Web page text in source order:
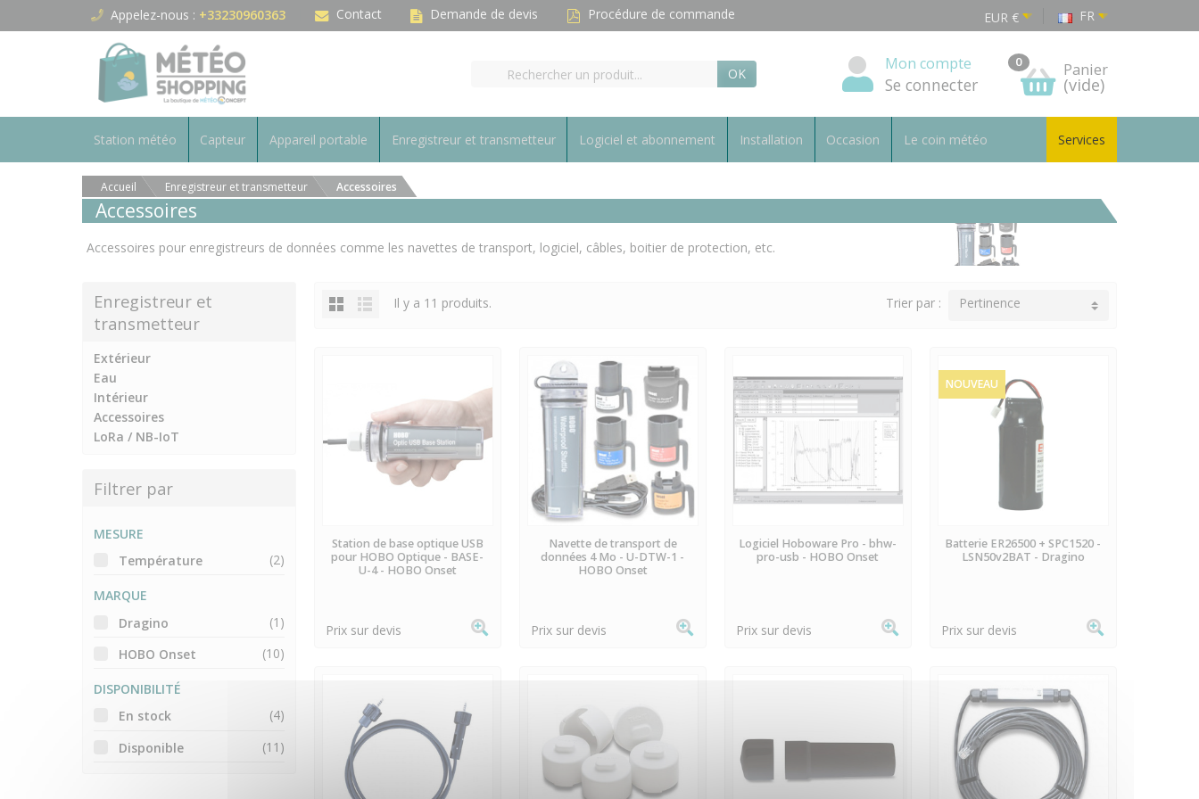
Appelez-nous : +33230960363 Contact Demande de devis Procédure de commande EUR € FR
OK
Mon compte
Se connecter
0 Panier
(vide)
Station météo Capteur Appareil portable Enregistreur et transmetteur Logiciel et abonnement Installation Occasion Le coin météo Services
Accueil Enregistreur et transmetteur Accessoires
Accessoires
Accessoires pour enregistreurs de données comme les navettes de transport, logiciel, câbles, boitier de protection, etc.
Enregistreur et
transmetteur
Extérieur
Eau
Intérieur
Accessoires
LoRa / NB-IoT
Filtrer par
MESURE
Température
(2)
MARQUE
Dragino
(1)
HOBO Onset
(10)
DISPONIBILITÉ
En stock
(4)
Disponible
(11)
Il y a 11 produits. Trier par : Pertinence
EN STOCK
Station de base optique USB
pour HOBO Optique - BASE-
U-4 - HOBO Onset
Prix sur devis
EN STOCK
Navette de transport de
données 4 Mo - U-DTW-1 -
HOBO Onset
Prix sur devis
EN STOCK
Logiciel Hoboware Pro - bhw-
pro-usb - HOBO Onset
Prix sur devis
NOUVEAU
EN STOCK
Batterie ER26500 + SPC1520 -
LSN50v2BAT - Dragino
Prix sur devis
Panneau de gestion des cookies